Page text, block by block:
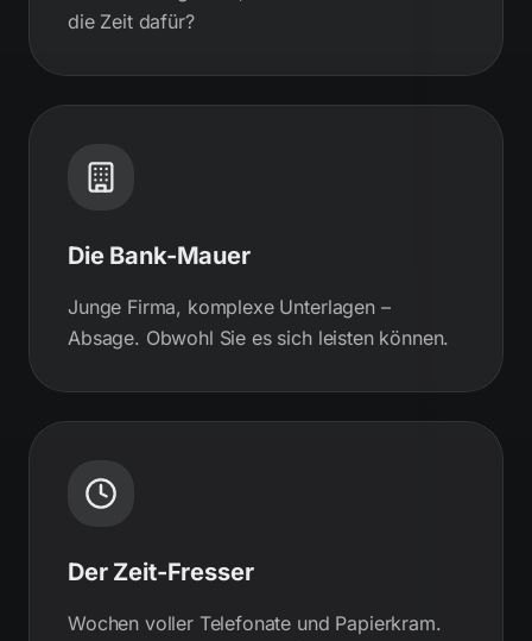
die Zeit dafür?
Die Bank-Mauer
Junge Firma, komplexe Unterlagen –
Absage. Obwohl Sie es sich leisten können.
Der Zeit-Fresser
Wochen voller Telefonate und Papierkram.